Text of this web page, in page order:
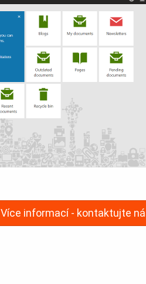
Více informací - kontaktujte